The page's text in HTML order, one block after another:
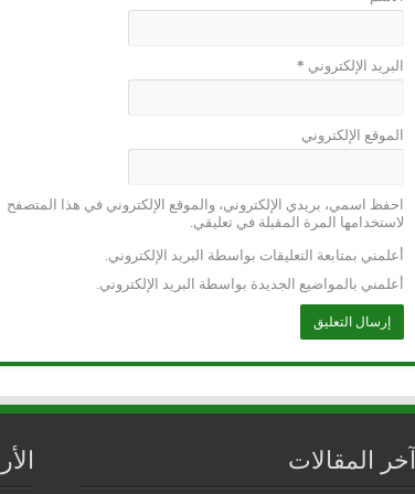
البريد الإلكتروني *
الموقع الإلكتروني
احفظ اسمي، بريدي الإلكتروني، والموقع الإلكتروني في هذا المتصفح
لاستخدامها المرة المقبلة في تعليقي.
أعلمني بمتابعة التعليقات بواسطة البريد الإلكتروني.
أعلمني بالمواضيع الجديدة بواسطة البريد الإلكتروني.
آخر المقالات